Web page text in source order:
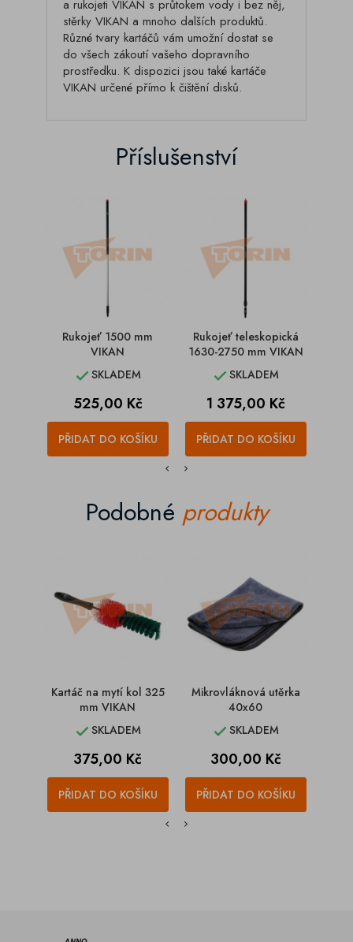
a rukojeti VIKAN s průtokem vody i bez něj,
stěrky VIKAN a mnoho dalších produktů.
Různé tvary kartáčů vám umožní dostat se
do všech zákoutí vašeho dopravního
prostředku. K dispozici jsou také kartáče
VIKAN určené přímo k čištění disků.
Příslušenství
Rukojeť 1500 mm
VIKAN
SKLADEM
Cena
525,00 Kč
PŘIDAT DO KOŠÍKU
Rukojeť teleskopická
1630-2750 mm VIKAN
SKLADEM
Cena
1 375,00 Kč
PŘIDAT DO KOŠÍKU
Podobné produkty
Kartáč na mytí kol 325
mm VIKAN
SKLADEM
Cena
375,00 Kč
PŘIDAT DO KOŠÍKU
Mikrovláknová utěrka
40x60
SKLADEM
Cena
300,00 Kč
PŘIDAT DO KOŠÍKU